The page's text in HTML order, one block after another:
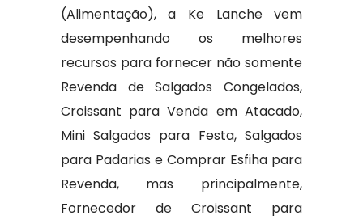
(Alimentação), a Ke Lanche vem
desempenhando os melhores
recursos para fornecer não somente
Revenda de Salgados Congelados,
Croissant para Venda em Atacado,
Mini Salgados para Festa, Salgados
para Padarias e Comprar Esfiha para
Revenda, mas principalmente,
Fornecedor de Croissant para